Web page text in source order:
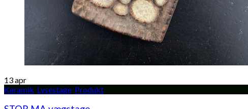
13apr
Keramik Lysestage Produkt